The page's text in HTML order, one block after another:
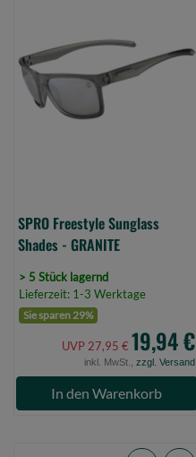
Sunglass
Shades
GRANITE
SPRO Freestyle Sunglass
Shades - GRANITE
> 5 Stück lagernd
Lieferzeit: 1-3 Werktage
Sie sparen 29%
UVP 27,95 € 19,94 €
inkl. MwSt., zzgl. Versand
In den Warenkorb